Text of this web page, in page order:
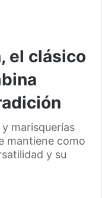
el clásico
marisquerías
mantiene como
y su